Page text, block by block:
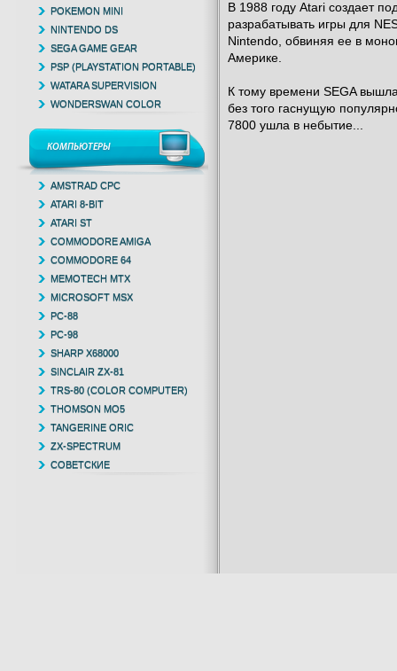
В 1988 году Atari создает
разрабатывать игры для
Nintendo, обвиняя ее в
Америке.
К тому времени SEGA
без того гаснущую
7800 ушла в небытие...
POKEMON MINI
NINTENDO DS
SEGA GAME GEAR
PSP (PLAYSTATION PORTABLE)
WATARA SUPERVISION
WONDERSWAN COLOR
КОМПЬЮТЕРЫ
AMSTRAD CPC
ATARI 8-BIT
ATARI ST
COMMODORE AMIGA
COMMODORE 64
MEMOTECH MTX
MICROSOFT MSX
PC-88
PC-98
SHARP X68000
SINCLAIR ZX-81
TRS-80 (COLOR COMPUTER)
THOMSON MO5
TANGERINE ORIC
ZX-SPECTRUM
СОВЕТСКИЕ